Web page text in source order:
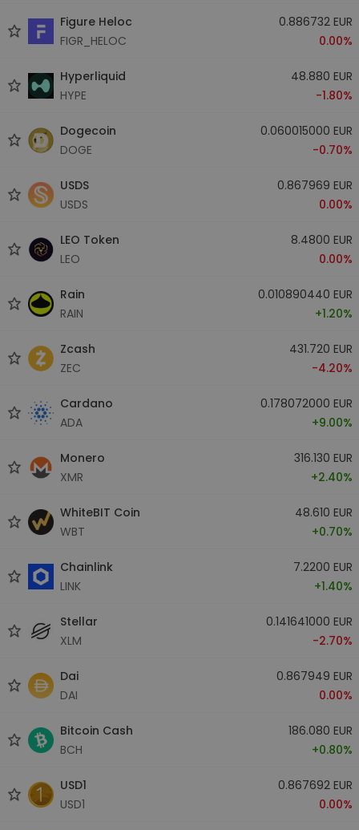
Figure Heloc
FIGR_HELOC
0.886732 EUR
0.00%
Hyperliquid
HYPE
48.880 EUR
-1.80%
Dogecoin
DOGE
0.060015000 EUR
-0.70%
USDS
USDS
0.867969 EUR
0.00%
LEO Token
LEO
8.4800 EUR
0.00%
Rain
RAIN
0.010890440 EUR
+1.20%
Zcash
ZEC
431.720 EUR
-4.20%
Cardano
ADA
0.178072000 EUR
+9.00%
Monero
XMR
316.130 EUR
+2.40%
WhiteBIT Coin
WBT
48.610 EUR
+0.70%
Chainlink
LINK
7.2200 EUR
+1.40%
Stellar
XLM
0.141641000 EUR
-2.70%
Dai
DAI
0.867949 EUR
0.00%
Bitcoin Cash
BCH
186.080 EUR
+0.80%
USD1
USD1
0.867692 EUR
0.00%